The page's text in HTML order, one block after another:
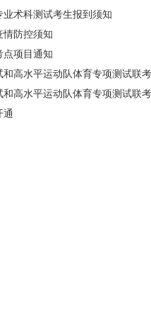
术科测试考生报到须知
情防控须知
点项目通知
高水平运动队体育专项测试联考
高水平运动队体育专项测试联考
通